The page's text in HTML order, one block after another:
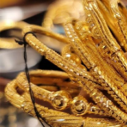
রাজনীতি
সারাদেশ
আন্তর্জাতিক
খেলা
বিনোদন